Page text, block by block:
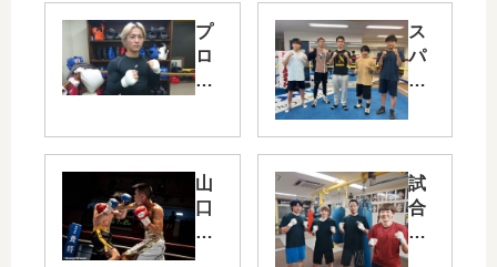
プ
ロ
テ
合
格
ス
パ
ー
グ
大
会
結
果
山
口
成
試
合
日
程